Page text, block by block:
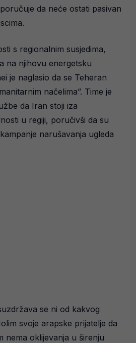
da neće ostati pasivan
s regionalnim susjedima,
na njihovu energetsku
je naglasio da se Teheran
načelima”. Time je
da Iran stoji iza
u regiji, poručivši da su
narušavanja ugleda
se ni od kakvog
svoje arapske prijatelje da
nema oklijevanja u širenju